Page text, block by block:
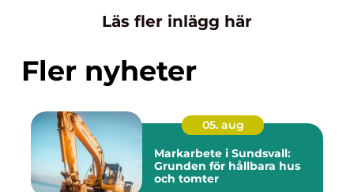
Läs fler inlägg här
Fler nyheter
05. aug
Markarbete i Sundsvall:
Grunden för hållbara hus
och tomter